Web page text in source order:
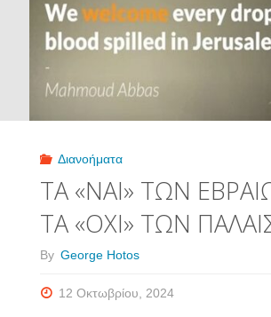
Η
ΑΞΙΑ
ΤΟΥΣ"
Διανοήματα
ΤΑ «ΝΑΙ» ΤΩΝ
ΤΑ «ΟΧΙ» ΤΩΝ
By George Hotos
12 Οκτωβρίου, 2024